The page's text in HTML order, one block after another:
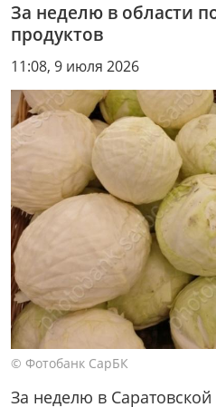
За неделю в области
продуктов
11:08, 9 июля 2026
© Фотобанк СарБК
За неделю в